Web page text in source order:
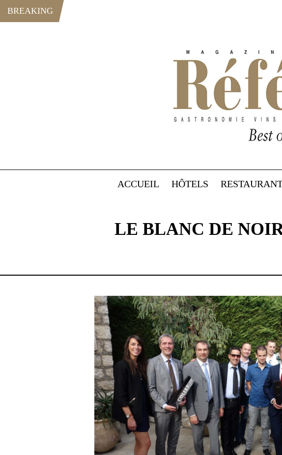
BREAKING
ACCUEIL HÔTELS
LE BLANC DE